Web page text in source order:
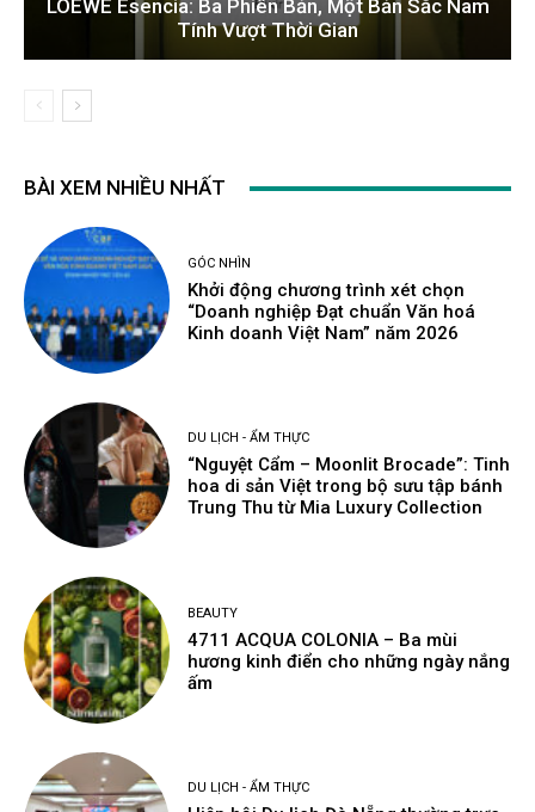
LOEWE Esencia: Ba Phiên Bản, Một Bản Sắc Nam
Tính Vượt Thời Gian
BÀI XEM NHIỀU NHẤT
GÓC NHÌN
Khởi động chương trình xét chọn
“Doanh nghiệp Đạt chuẩn Văn hoá
Kinh doanh Việt Nam” năm 2026
DU LỊCH - ẨM THỰC
“Nguyệt Cẩm – Moonlit Brocade”: Tinh
hoa di sản Việt trong bộ sưu tập bánh
Trung Thu từ Mia Luxury Collection
BEAUTY
4711 ACQUA COLONIA – Ba mùi
hương kinh điển cho những ngày nắng
ấm
DU LỊCH - ẨM THỰC